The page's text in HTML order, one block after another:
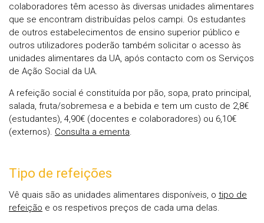
colaboradores têm acesso às diversas unidades alimentares
que se encontram distribuídas pelos campi. Os estudantes
de outros estabelecimentos de ensino superior público e
outros utilizadores poderão também solicitar o acesso às
unidades alimentares da UA, após contacto com os Serviços
de Ação Social da UA.
A refeição social é constituída por pão, sopa, prato principal,
salada, fruta/sobremesa e a bebida e tem um custo de 2,8€
(estudantes), 4,90€ (docentes e colaboradores) ou 6,10€
(externos). Consulta a ementa.
Tipo de refeições
Vê quais são as unidades alimentares disponíveis, o tipo de
refeição e os respetivos preços de cada uma delas.